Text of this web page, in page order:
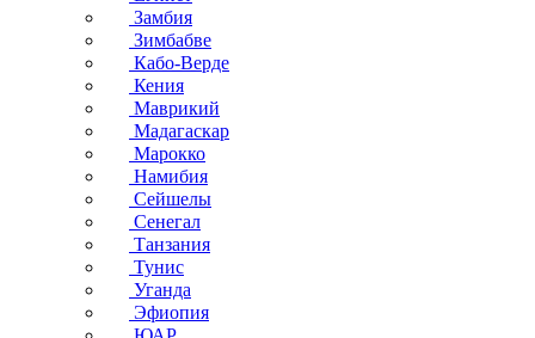
Замбия
Зимбабве
Кабо-Верде
Кения
Маврикий
Мадагаскар
Марокко
Намибия
Сейшелы
Сенегал
Танзания
Тунис
Уганда
Эфиопия